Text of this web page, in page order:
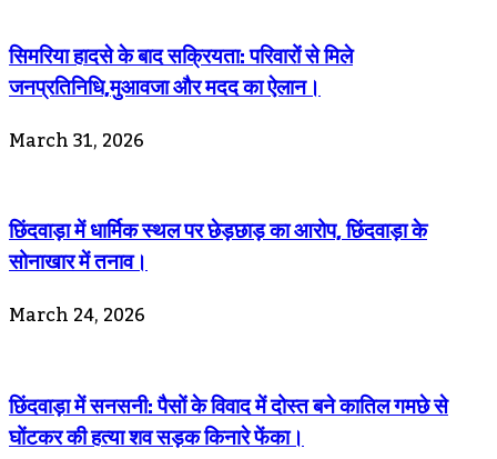
सिमरिया हादसे के बाद सक्रियता: परिवारों से मिले
जनप्रतिनिधि,मुआवजा और मदद का ऐलान।
March 31, 2026
छिंदवाड़ा में धार्मिक स्थल पर छेड़छाड़ का आरोप, छिंदवाड़ा के
सोनाखार में तनाव।
March 24, 2026
छिंदवाड़ा में सनसनी: पैसों के विवाद में दोस्त बने कातिल गमछे से
घोंटकर की हत्या शव सड़क किनारे फेंका।